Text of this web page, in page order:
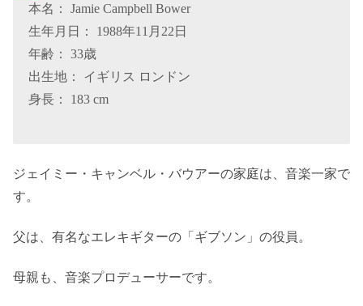
本名： Jamie Campbell Bower
生年月日： 1988年11月22日
年齢： 33歳
出生地： イギリス ロンドン
身長： 183 cm
ジェイミー・キャンベル・バウアーの家庭は、音楽一家で
す。
父は、有名なエレキギターの「ギブソン」の役員。
母親も、音楽プロデューサーです。